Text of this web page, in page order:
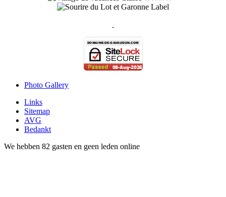
Photo Gallery
Links
Sitemap
AVG
Bedankt
We hebben 82 gasten en geen leden online